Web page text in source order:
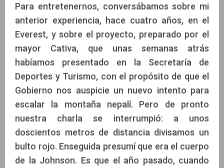
Para entretenernos, conversábamos sobre mi
anterior experiencia, hace cuatro años, en el
Everest, y sobre el proyecto, preparado por el
mayor Cativa, que unas semanas atrás
habíamos presentado en la Secretaría de
Deportes y Turismo, con el propósito de que el
Gobierno nos auspicie un nuevo intento para
escalar la montaña nepalí. Pero de pronto
nuestra charla se interrumpió: a unos
doscientos metros de distancia divisamos un
bulto rojo. Enseguida presumí que era el cuerpo
de la Johnson. Es que el año pasado, cuando